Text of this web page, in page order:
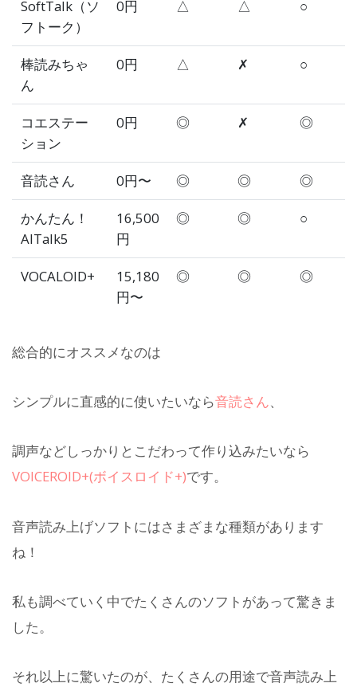
SoftTalk（ソ
フトーク）
0円 △ △ ○
棒読みちゃ
ん
0円 △ ✗ ○
コエステー
ション
0円 ◎ ✗ ◎
音読さん 0円〜 ◎ ◎ ◎
かんたん！
AITalk5
16,500
円
◎ ◎ ○
VOCALOID+
15,180
円〜
◎ ◎ ◎
総合的にオススメなのは
シンプルに直感的に使いたいなら音読さん、
調声などしっかりとこだわって作り込みたいなら
VOICEROID+(ボイスロイド+)です。
音声読み上げソフトにはさまざまな種類があります
ね！
私も調べていく中でたくさんのソフトがあって驚きま
した。
それ以上に驚いたのが、たくさんの用途で音声読み上